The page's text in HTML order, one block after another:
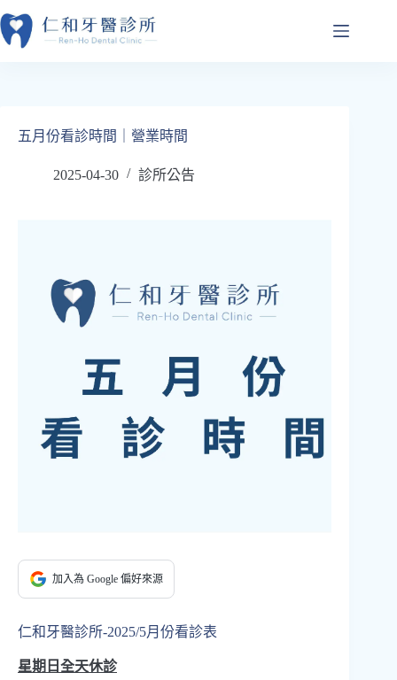
跳
至
五月份看診時間｜營業時間
2025-04-30 診所公告
加入為 Google 偏好來源
仁和牙醫診所-2025/5月份看診表
星期日全天休診